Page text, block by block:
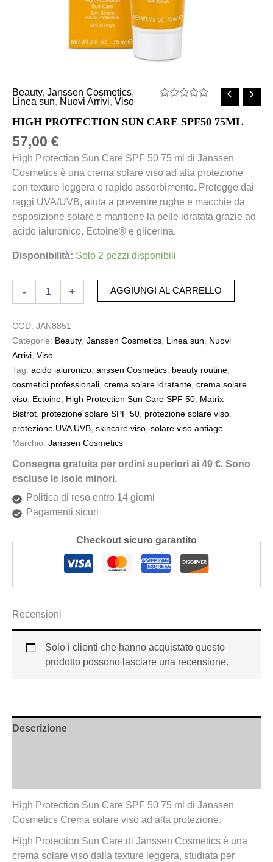
su
Beauty, Janssen Cosmetics,
Linea sun, Nuovi Arrivi, Viso
HIGH PROTECTION SUN CARE SPF50 75ML
57,00 €
High Protection Sun Care SPF 50 75 ml di Janssen
Cosmetics è una crema solare viso ad alta protezione
con texture leggera e rapido assorbimento. Protegge dai
raggi UVA/UVB, aiuta a prevenire rughe e macchie da
esposizione solare e mantiene la pelle idratata grazie ad
acido ialuronico, Ectoine® e glicerina.
Disponibilità: Solo 2 pezzi disponibili
- + AGGIUNGI AL CARRELLO
COD: JAN8851
Categorie: Beauty Janssen Cosmetics Linea sun
Nuovi
Arrivi Viso
Tag: acido ialuronico anssen Cosmetics beauty routine
cosmetici professionali crema solare idratante crema solare
viso Ectoine High Protection Sun Care SPF 50 Matrix
Bistrot protezione solare SPF 50 protezione solare viso
protezione UVA UVB skincare viso solare viso antiage
Marchio: Janssen Cosmetics
Consegna gratuita per ordini superiori ai 49 €. Sono
escluse le isole minori.
Politica di reso entro 14 giorni
Pagamenti sicuri
Checkout sicuro garantito
Recensioni
Solo i clienti che hanno acquistato questo
prodotto possono lasciare una recensione.
Descrizione
High Protection Sun Care SPF 50 75 ml di Janssen
Cosmetics Crema solare viso ad alta protezione.
High Protection Sun Care di Janssen Cosmetics è una
crema solare viso dalla texture leggera, studiata per